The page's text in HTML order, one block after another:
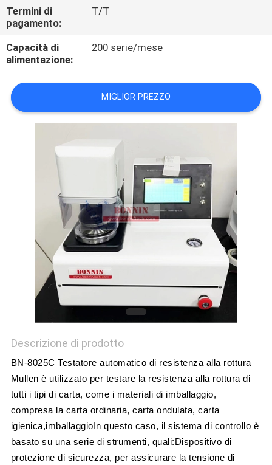
RICHIEDA
UNA
CITAZIONE
MAPPA
DEL
PRIVACY
POLICY
Termini di
pagamento:
T/T
Capacità di
alimentazione:
200 serie/mese
MIGLIOR PREZZO
Descrizione di prodotto
BN-8025C Testatore automatico di resistenza alla rottura
Mullen è utilizzato per testare la resistenza alla rottura di
tutti i tipi di carta, come i materiali di imballaggio,
compresa la carta ordinaria, carta ondulata, carta
igienica,imballaggioIn questo caso, il sistema di controllo è
basato su una serie di strumenti, quali:Dispositivo di
protezione di sicurezza, per assicurare la tensione di